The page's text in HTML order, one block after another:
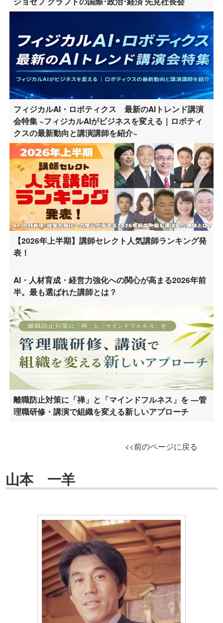
フィジカルAI・ロボティクス 最新のAIトレンド講演
会特集 ~フィジカルAIがビジネスを変える｜ロボティ
クスの最新動向と講演講師を紹介~
【2026年上半期】講師セレクト人気講師ランキング発
表！
AI・人材育成・経営力強化への関心が高まる2026年前
半。最も選ばれた講師とは？
離職防止対策に「禅」と「マインドフルネス」を ―管
理職研修・講演で組織を変える新しいアプローチ
<<前のページに戻る
山本 一羊